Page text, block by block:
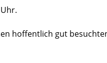
hoffentlich gut